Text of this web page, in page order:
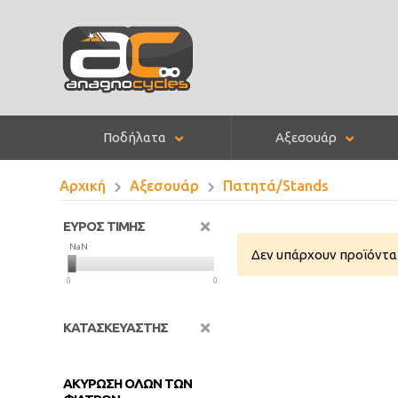
Ποδήλατα Αξεσουάρ
Αρχική Αξεσουάρ Πατητά/Stands
ΕΥΡΟΣ ΤΙΜΗΣ
NaN
NaN
0 0
ΚΑΤΑΣΚΕΥΑΣΤΗΣ
ΑΚΥΡΩΣΗ ΟΛΩΝ ΤΩΝ
Δεν υπάρχουν